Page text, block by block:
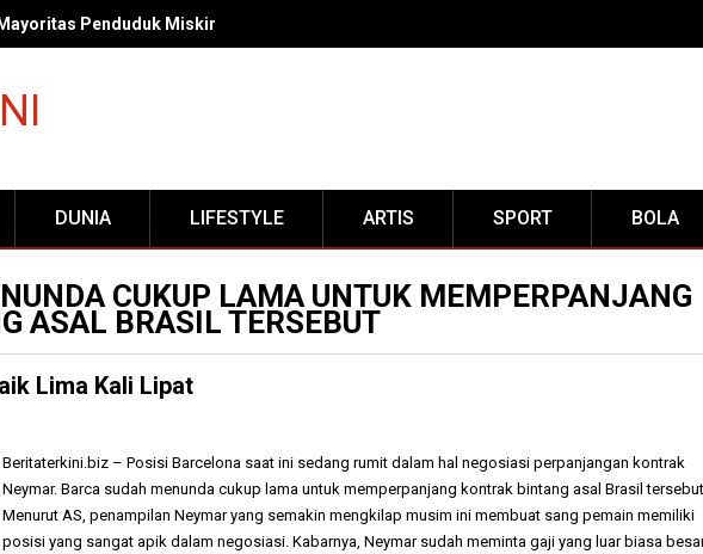
Penduduk Miskin RI Menumpuk di Pulau Jawa
DUNIA LIFESTYLE ARTIS SPORT BOLA
CUKUP LAMA UNTUK MEMPERPANJANG
ASAL BRASIL TERSEBUT
Lima Kali Lipat
Beritaterkini.biz – Posisi Barcelona saat ini sedang rumit dalam hal negosiasi perpanjangan kontrak
Neymar. Barca sudah menunda cukup lama untuk memperpanjang kontrak bintang asal Brasil
Menurut AS, penampilan Neymar yang semakin mengkilap musim ini membuat sang pemain memiliki
posisi yang sangat apik dalam negosiasi. Kabarnya, Neymar sudah meminta gaji yang luar biasa